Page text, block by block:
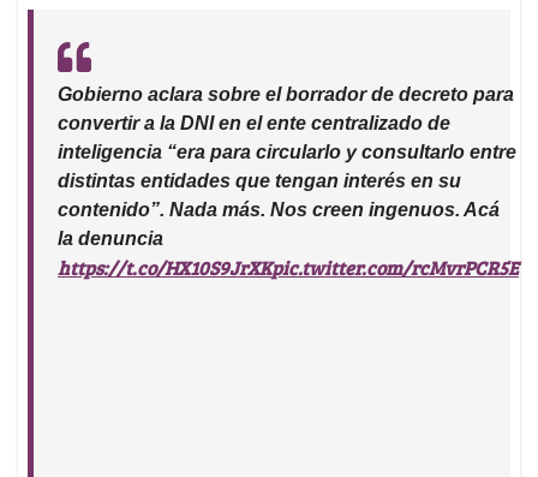
Gobierno aclara sobre el borrador de decreto para
convertir a la DNI en el ente centralizado de
inteligencia “era para circularlo y consultarlo entre
distintas entidades que tengan interés en su
contenido”. Nada más. Nos creen ingenuos. Acá
la denuncia
https://t.co/HX10S9JrXKpic.twitter.com/rcMvrPCR5E